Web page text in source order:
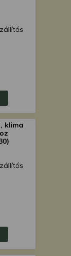
klima